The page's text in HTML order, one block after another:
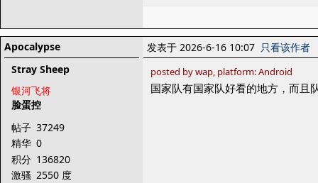
Apocalypse
Stray Sheep
银河飞将
脸蛋控
帖子 37249
精华 0
积分 136820
激骚 2550 度
发表于 2026-6-16 10:07 只看该作者
posted by wap, platform: Android
国家队有国家队好看的地方，而且